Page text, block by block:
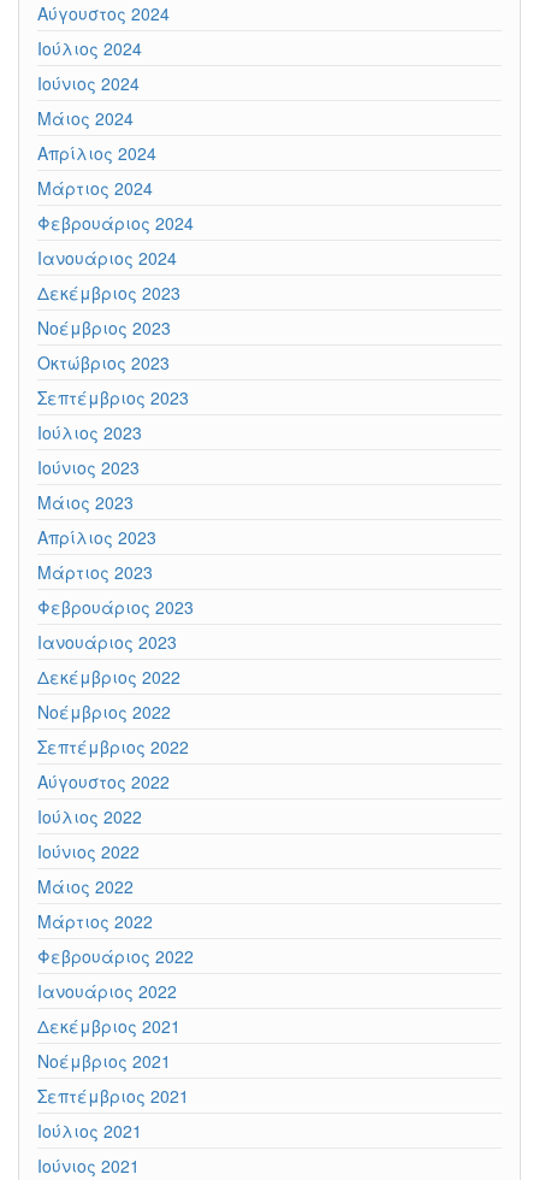
Αύγουστος 2024
Ιούλιος 2024
Ιούνιος 2024
Μάιος 2024
Απρίλιος 2024
Μάρτιος 2024
Φεβρουάριος 2024
Ιανουάριος 2024
Δεκέμβριος 2023
Νοέμβριος 2023
Οκτώβριος 2023
Σεπτέμβριος 2023
Ιούλιος 2023
Ιούνιος 2023
Μάιος 2023
Απρίλιος 2023
Μάρτιος 2023
Φεβρουάριος 2023
Ιανουάριος 2023
Δεκέμβριος 2022
Νοέμβριος 2022
Σεπτέμβριος 2022
Αύγουστος 2022
Ιούλιος 2022
Ιούνιος 2022
Μάιος 2022
Μάρτιος 2022
Φεβρουάριος 2022
Ιανουάριος 2022
Δεκέμβριος 2021
Νοέμβριος 2021
Σεπτέμβριος 2021
Ιούλιος 2021
Ιούνιος 2021